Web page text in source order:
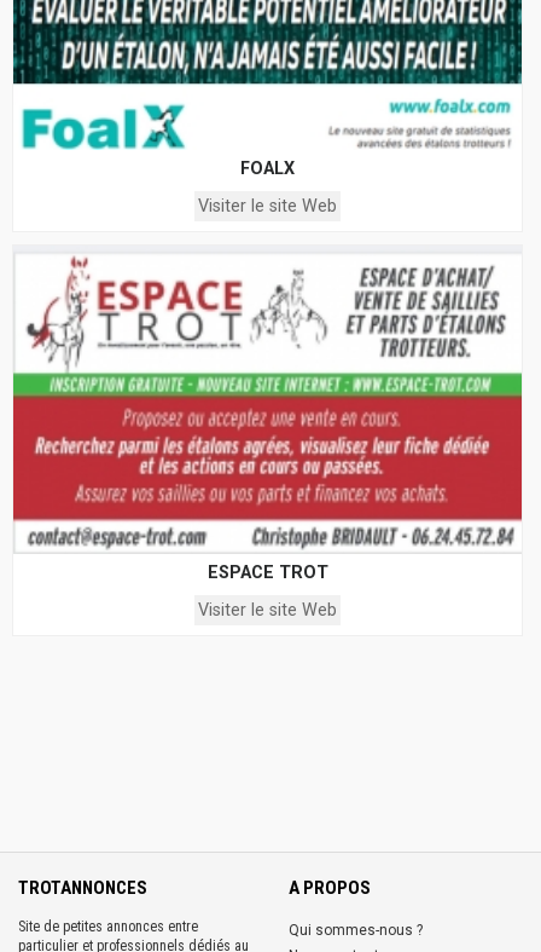
FOALX
Visiter le site Web
ESPACE TROT
Visiter le site Web
TROTANNONCES
Site de petites annonces entre
particulier et professionnels dédiés au
A PROPOS
Qui sommes-nous ?